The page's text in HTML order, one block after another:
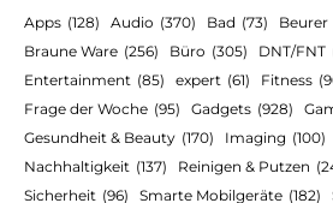
Apps (128) Audio (370) Bad (73) Beurer
Braune Ware (256) Büro (305) DNT/FNT
Entertainment (85) expert (61) Fitness
Frage der Woche (95) Gadgets (928)
Gesundheit & Beauty (170) Imaging (100)
Nachhaltigkeit (137) Reinigen & Putzen
Sicherheit (96) Smarte Mobilgeräte (182)